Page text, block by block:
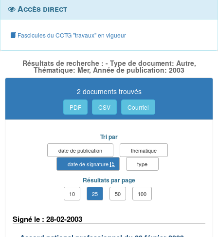
Accès direct
Fascicules du CCTG "travaux" en vigueur
Résultats de recherche : - Type de document: Autre,
Thématique: Mer, Année de publication: 2003
2 documents trouvés
PDF CSV Courriel
Tri par
date de publication
thématique
date de signature
type
Résultats par page
10 25 50 100
Signé le : 28-02-2003